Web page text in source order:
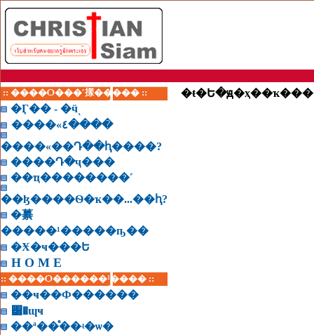
:: ����Ѻ���ʹ㨾����� ::
�Ӷ�� - �ӵͺ
����«٤����
����«��Դ��ԧ����?
����Դ�ҷ���
��ҵ��������˹
��ɮ����Ѳ�ҡ��...��ԧ?
�繤
�����¹�����ҧ��
�Ӿ�ҹ���Ե
H O M E
:: ����Ѻ������¹���� ::
��ҹ��Ф������
͸�ɰҹ
��ª��ͤ��ʵ�ѡ�